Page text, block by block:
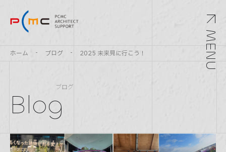
MENU
ホーム ブログ 2025 未来見に行こう！
Blog
ブログ